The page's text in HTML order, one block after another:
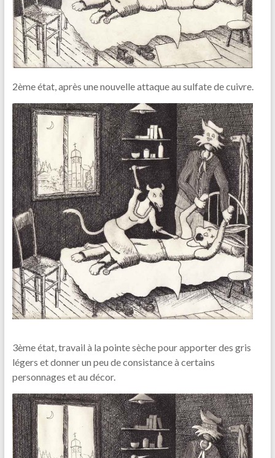
2ème état, après une nouvelle attaque au sulfate de cuivre.
3ème état, travail à la pointe sèche pour apporter des gris
légers et donner un peu de consistance à certains
personnages et au décor.